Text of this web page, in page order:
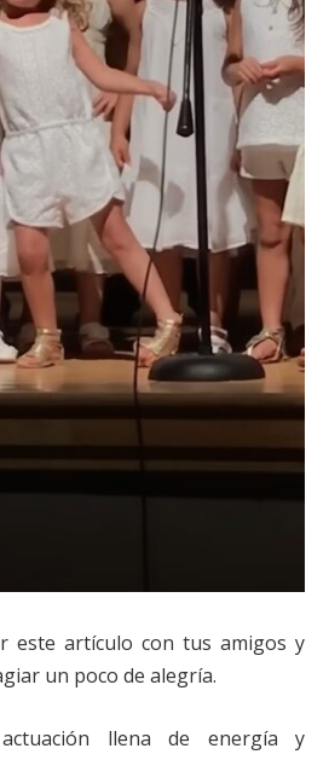
este artículo con tus amigos y
un poco de alegría.
llena de energía y